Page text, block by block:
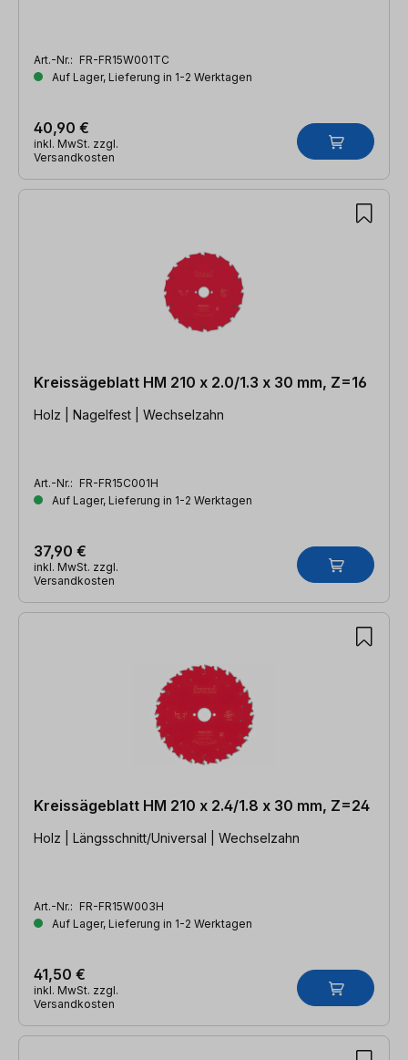
Art.-Nr.: FR-FR15W001TC
Auf Lager, Lieferung in 1-2 Werktagen
40,90 €
inkl. MwSt. zzgl.
Versandkosten
Kreissägeblatt HM 210 x 2.0/1.3 x 30 mm, Z=16
Holz | Nagelfest | Wechselzahn
Art.-Nr.: FR-FR15C001H
Auf Lager, Lieferung in 1-2 Werktagen
37,90 €
inkl. MwSt. zzgl.
Versandkosten
Kreissägeblatt HM 210 x 2.4/1.8 x 30 mm, Z=24
Holz | Längsschnitt/Universal | Wechselzahn
Art.-Nr.: FR-FR15W003H
Auf Lager, Lieferung in 1-2 Werktagen
41,50 €
inkl. MwSt. zzgl.
Versandkosten